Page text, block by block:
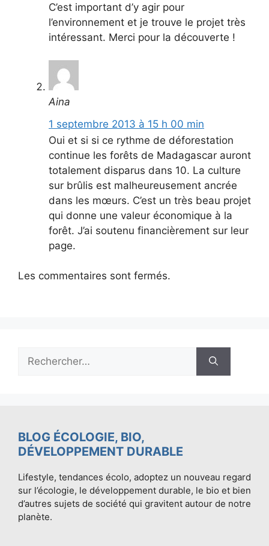
C’est important d’y agir pour
l’environnement et je trouve le projet très
intéressant. Merci pour la découverte !
Aina
1 septembre 2013 à 15 h 00 min
Oui et si si ce rythme de déforestation
continue les forêts de Madagascar auront
totalement disparus dans 10. La culture
sur brûlis est malheureusement ancrée
dans les mœurs. C’est un très beau projet
qui donne une valeur économique à la
forêt. J’ai soutenu financièrement sur leur
page.
Les commentaires sont fermés.
BLOG ÉCOLOGIE, BIO,
DÉVELOPPEMENT DURABLE
Lifestyle, tendances écolo, adoptez un nouveau regard
sur l’écologie, le développement durable, le bio et bien
d’autres sujets de société qui gravitent autour de notre
planète.